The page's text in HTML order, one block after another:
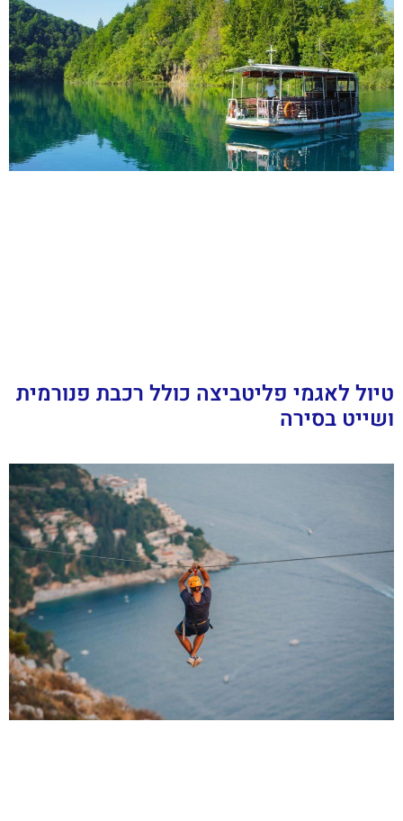
טיול לאגמי פליטביצה כולל רכבת פנורמית
ושייט בסירה